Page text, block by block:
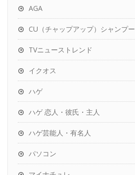
AGA
CU（チャップアップ）シャンプー
TVニューストレンド
イクオス
ハゲ
ハゲ 恋人・彼氏・主人
ハゲ芸能人・有名人
パソコン